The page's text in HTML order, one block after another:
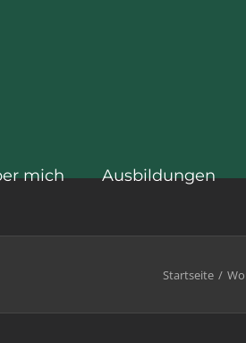
mich Ausbildungen
Startseite